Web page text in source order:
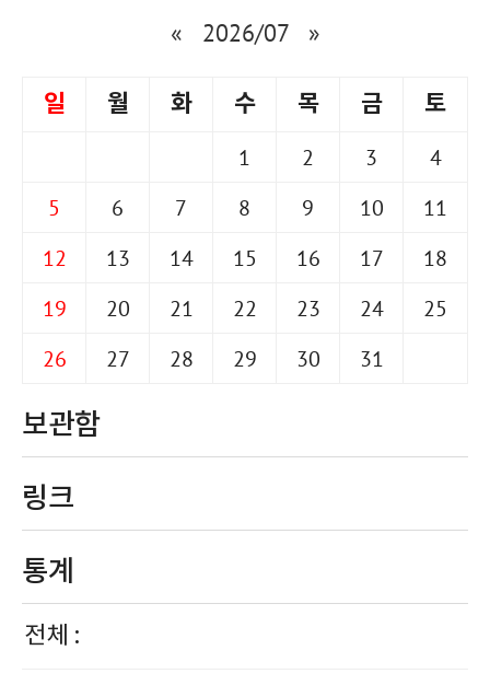
« 2026/07 »
일 월 화 수 목 금 토
1 2 3
4
5
6 7 8 9 10
11
12
13 14 15 16 17
18
19
20 21 22 23 24
25
26
27 28 29 30 31
보관함
링크
통계
전체 :